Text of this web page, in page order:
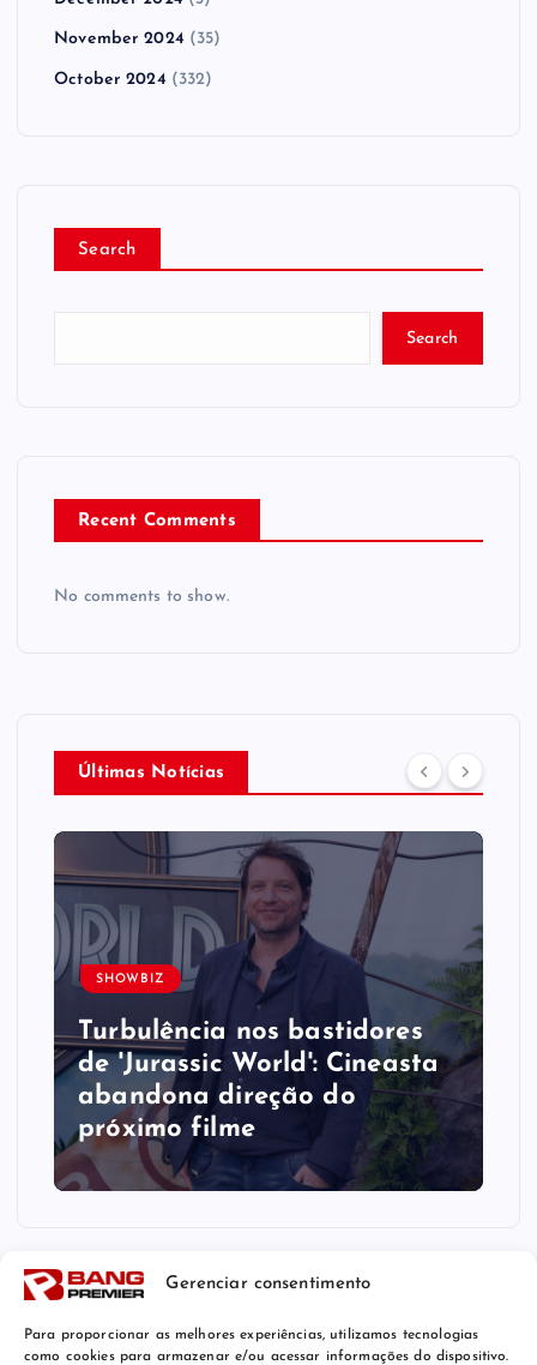
Gerenciar consentimento
Para proporcionar as melhores experiências, utilizamos tecnologias
como cookies para armazenar e/ou acessar informações do dispositivo.
November 2024 (35)
October 2024 (332)
Search
Search
Recent Comments
No comments to show.
Últimas Notícias
SHOWBIZ
Turbulência nos bastidores
de 'Jurassic World': Cineasta
abandona direção do
próximo filme